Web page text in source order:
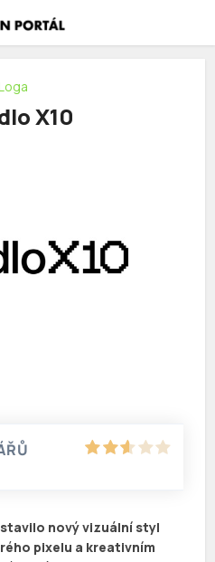
X10
nový vizuální styl
pixelu a kreativním